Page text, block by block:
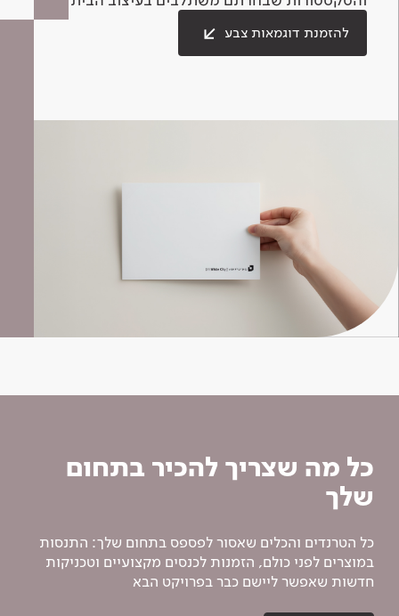
להזמנת דוגמאות צבע
כל מה שצריך להכיר בתחום
שלך
כל הטרנדים והכלים שאסור לפספס בתחום שלך: התנסות
במוצרים לפני כולם, הזמנות לכנסים מקצועיים וטכניקות
חדשות שאפשר ליישם כבר בפרויקט הבא